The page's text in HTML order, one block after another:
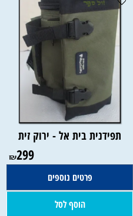
תפידנית בית אל - ירוק זית
₪299
פרטים נוספים
הוסף לסל